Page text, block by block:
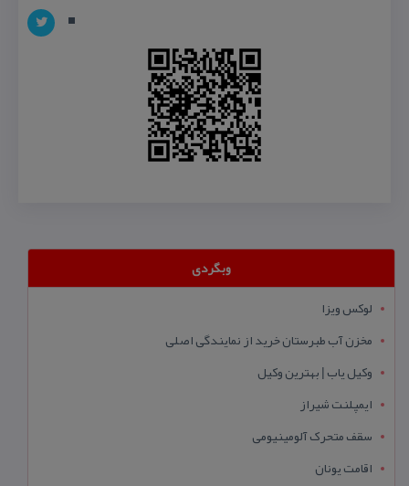
وبگردی
لوکس ویزا
مخزن آب طبرستان خرید از نمایندگی اصلی
وکیل یاب | بهترین وکیل
ایمپلنت شیراز
سقف متحرک آلومینیومی
اقامت یونان